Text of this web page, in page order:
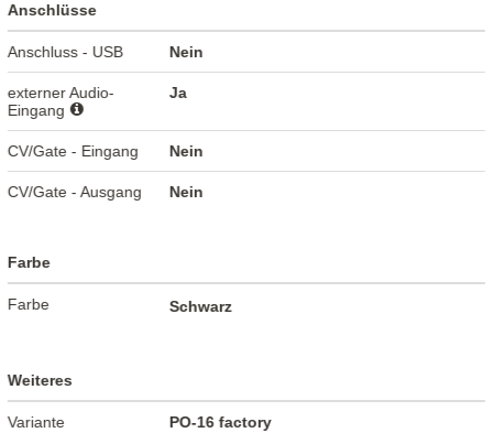
Anschlüsse
Anschluss - USB Nein
externer Audio-
Eingang
Ja
CV/Gate - Eingang Nein
CV/Gate - Ausgang Nein
Farbe
Farbe Schwarz
Weiteres
Variante PO-16 factory